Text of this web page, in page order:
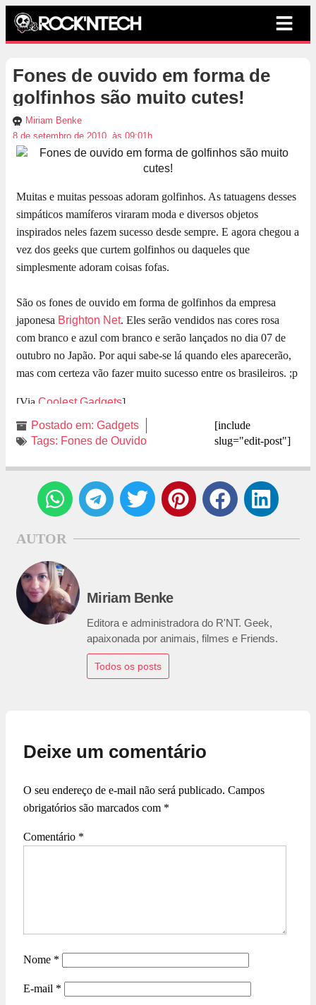
Fones de ouvido em forma de
golfinhos são muito cutes!
Miriam Benke
8 de setembro de 2010, às 09:01h
Muitas e muitas pessoas adoram golfinhos. As tatuagens desses
simpáticos mamíferos viraram moda e diversos objetos
inspirados neles fazem sucesso desde sempre. E agora chegou a
vez dos geeks que curtem golfinhos ou daqueles que
simplesmente adoram coisas fofas.
São os fones de ouvido em forma de golfinhos da empresa
japonesa Brighton Net. Eles serão vendidos nas cores rosa
com branco e azul com branco e serão lançados no dia 07 de
outubro no Japão. Por aqui sabe-se lá quando eles aparecerão,
mas com certeza vão fazer muito sucesso entre os brasileiros. ;p
[Via Coolest Gadgets]
Postado em: Gadgets
Tags: Fones de Ouvido
[include
slug="edit-post"]
AUTOR
Miriam Benke
Editora e administradora do R'NT. Geek,
apaixonada por animais, filmes e Friends.
Todos os posts
Deixe um comentário
O seu endereço de e-mail não será publicado. Campos
obrigatórios são marcados com *
Comentário *
Nome *
E-mail *